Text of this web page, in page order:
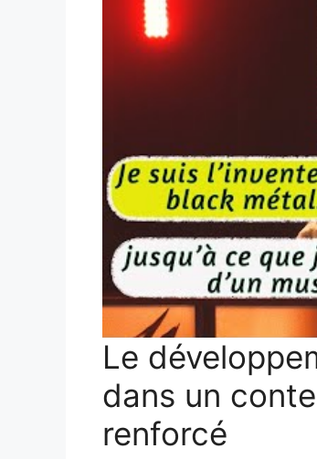
Le
dans un
renforcé